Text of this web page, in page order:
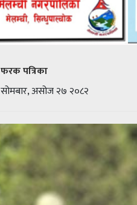
फरक पत्रिका
सोमबार, असोज २७ २०८२